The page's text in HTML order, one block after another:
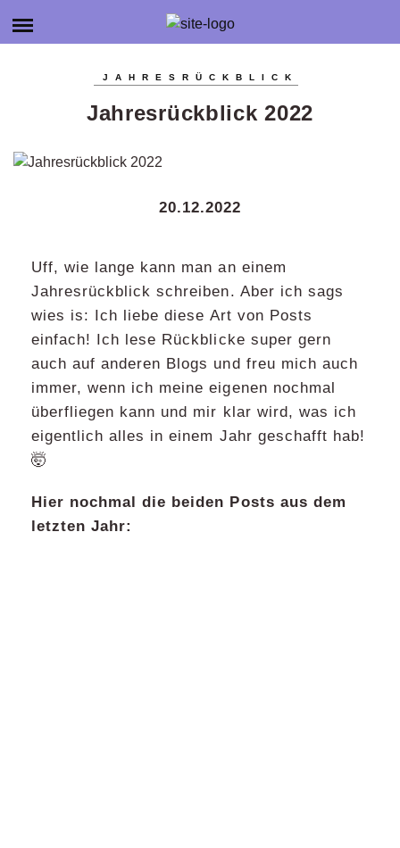
JENNI.W
ORKS
SONSTIGES
JAHRESRÜCKBLICK
Jahresrückblick 2022
20.12.2022
Uff, wie lange kann man an einem
Jahresrückblick schreiben. Aber ich sags
wies is: Ich liebe diese Art von Posts
einfach! Ich lese Rückblicke super gern
auch auf anderen Blogs und freu mich auch
immer, wenn ich meine eigenen nochmal
überfliegen kann und mir klar wird, was ich
eigentlich alles in einem Jahr geschafft hab!
🤯
Hier nochmal die beiden Posts aus dem
letzten Jahr: